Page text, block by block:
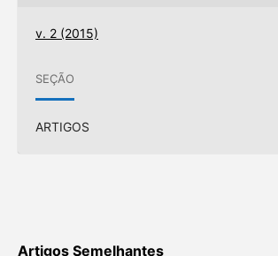
v. 2 (2015)
SEÇÃO
ARTIGOS
Artigos Semelhantes